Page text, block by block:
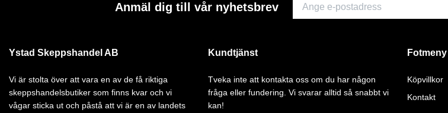
Anmäl dig till vår nyhetsbrev
Ystad Skeppshandel AB
Vi är stolta över att vara en av de få riktiga
skeppshandelsbutiker som finns kvar och vi
vågar sticka ut och påstå att vi är en av landets
Kundtjänst
Tveka inte att kontakta oss om du har någon
fråga eller fundering. Vi svarar alltid så snabbt vi
kan!
Fotmeny
Köpvillkor
Kontakt